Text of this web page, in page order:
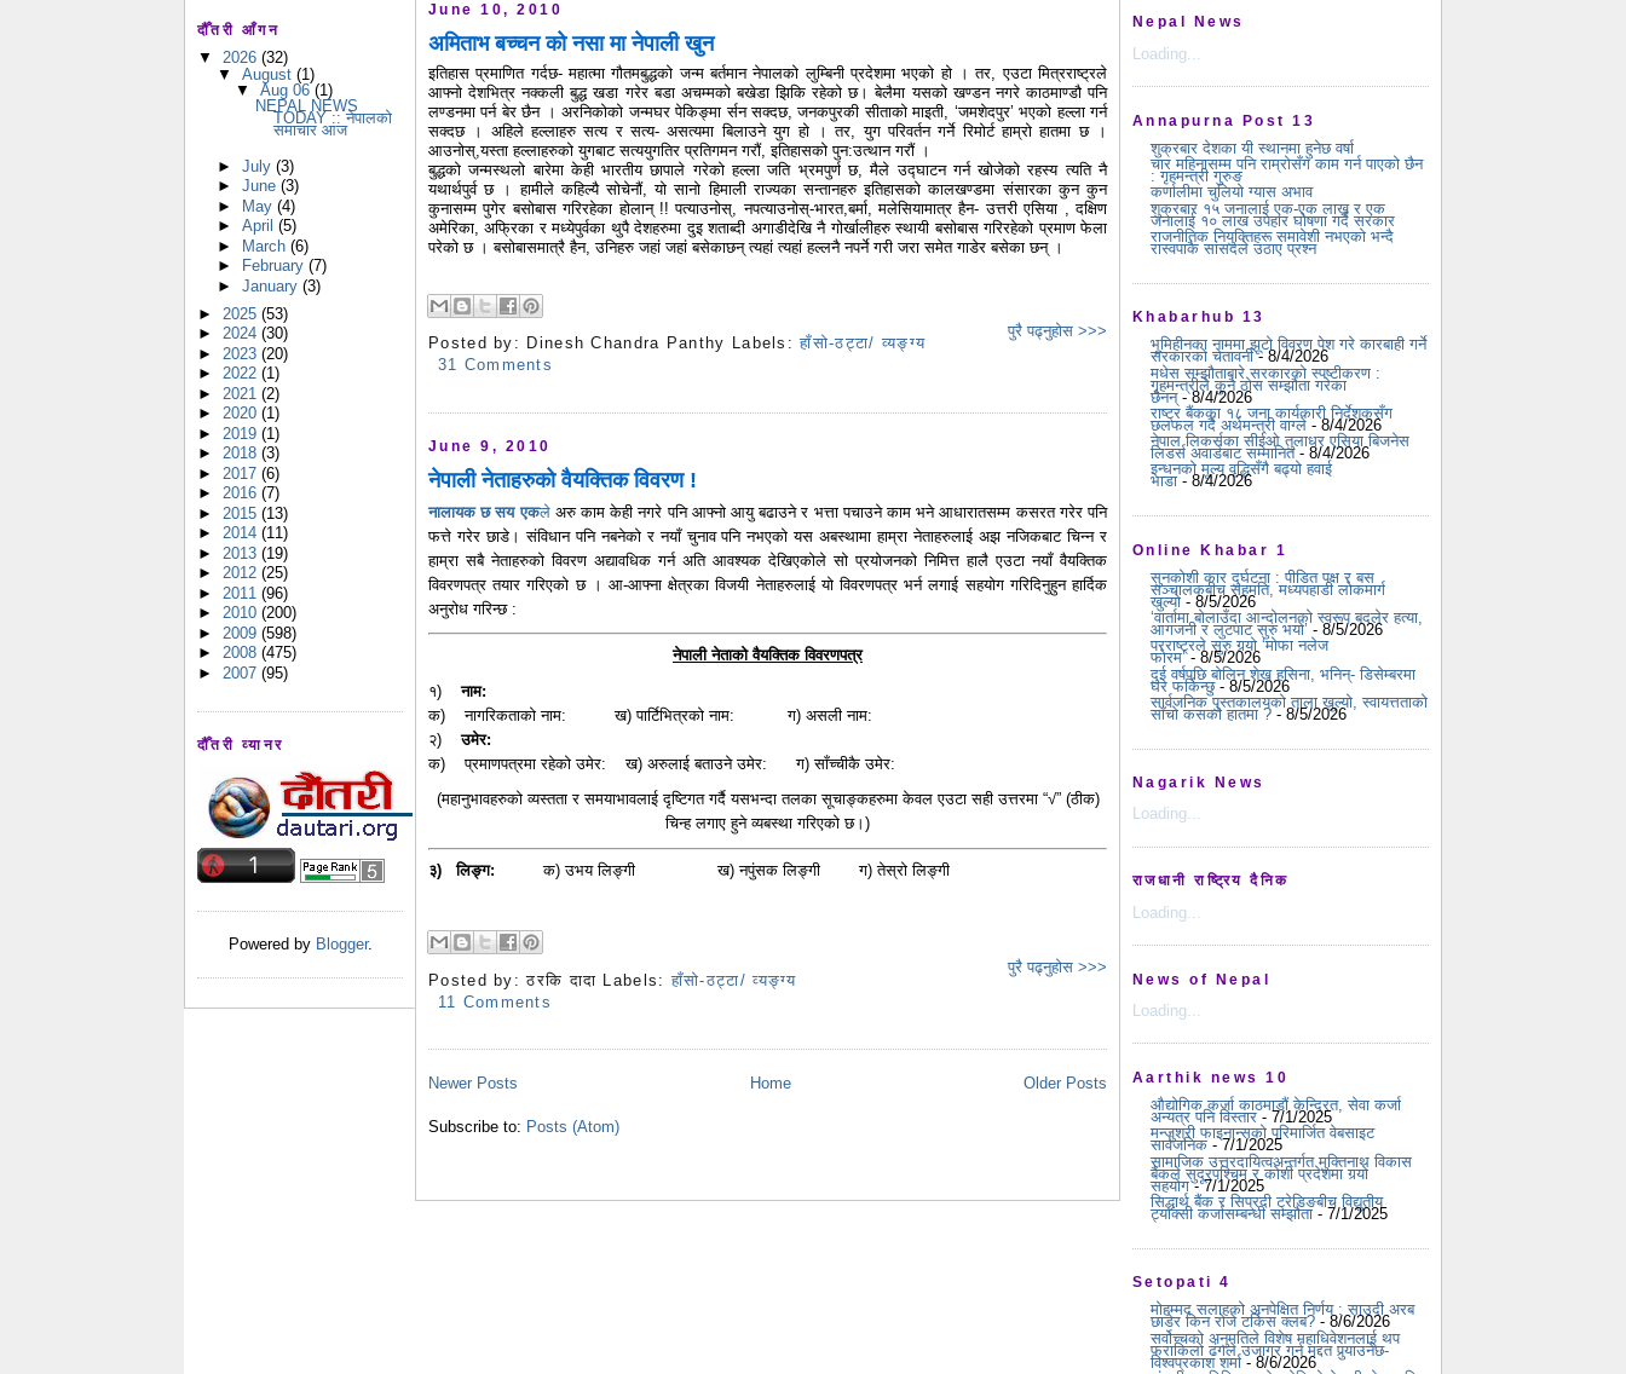
दौँतरी आँगन
▼ 2026 (32)
▼ August (1)
▼Aug 06(1)
NEPAL NEWS
TODAY :: नेपालको
समाचार आज
► July (3)
► June (3)
► May (4)
► April (5)
► March (6)
►
February (7)
► January (3)
► 2025 (53)
► 2024 (30)
► 2023 (20)
► 2022 (1)
► 2021 (2)
► 2020 (1)
► 2019 (1)
► 2018 (3)
► 2017 (6)
► 2016 (7)
► 2015 (13)
► 2014 (11)
► 2013 (19)
► 2012 (25)
► 2011 (96)
► 2010 (200)
► 2009 (598)
► 2008 (475)
► 2007 (95)
दौँतरी व्यानर
Powered by Blogger.
June 10, 2010
अमिताभ बच्चन को नसा मा नेपाली खुन
इतिहास प्रमाणित गर्दछ- महात्मा गौतमबुद्धको जन्म बर्तमान नेपालको लुम्बिनी प्रदेशमा भएको हो । तर, एउटा मित्रराष्ट्रले
आफ्नो देशभित्र नक्कली बुद्ध खडा गरेर बडा अचम्मको बखेडा झिकि रहेको छ। बेलैमा यसको खण्डन नगरे काठमाण्डौ पनि
लण्डनमा पर्न बेर छैन । अरनिकोको जन्मघर पेकिङ्मा र्सन सक्दछ, जनकपुरकी सीताको माइती, ‘जमशेदपुर’ भएको हल्ला गर्न
सक्दछ । अहिले हल्लाहरु सत्य र सत्य- असत्यमा बिलाउने युग हो । तर, युग परिवर्तन गर्ने रिमोर्ट हाम्रो हातमा छ ।
आउनोस्,यस्ता हल्लाहरुको युगबाट सत्ययुगतिर प्रतिगमन गरौं, इतिहासको पुन:उत्थान गरौं ।
बुद्धको जन्मस्थलो बारेमा केही भारतीय छापाले गरेको हल्ला जति भ्रमपुर्ण छ, मैले उद्घाटन गर्न खोजेको रहस्य त्यति नै
यथार्थपुर्व छ । हामीले कहिल्यै सोचेनौं, यो सानो हिमाली राज्यका सन्तानहरु इतिहासको कालखण्डमा संसारका कुन कुन
कुनासम्म पुगेर बसोबास गरिरहेका होलान् !! पत्याउनोस्, नपत्याउनोस्-भारत,बर्मा, मलेसियामात्र हैन- उत्तरी एसिया , दक्षिण
अमेरिका, अफ्रिका र मध्येपुर्वका थुपै देशहरुमा दुइ शताब्दी अगाडीदेखि नै गोर्खालीहरु स्थायी बसोबास गरिरहेको प्रमाण फेला
परेको छ । बसोबासमात्रै हैन, उनिहरु जहां जहां बसेकाछन् त्यहां त्यहां हल्लनै नपर्ने गरी जरा समेत गाडेर बसेका छन् ।
पुरै पढ्नुहोस >>>
Posted by: Dinesh Chandra Panthy Labels:हाँसो-ठट्टा/ व्यङ्ग्य
31 Comments
June 9, 2010
नेपाली नेताहरुको वैयक्तिक विवरण !
नालायक छ सय एकलेअरु काम केही नगरे पनि आफ्नो आयु बढाउने र भत्ता पचाउने काम भने आधारातसम्म कसरत गरेर पनि
फत्ते गरेर छाडे। संविधान पनि नबनेको र नयाँ चुनाव पनि नभएको यस अबस्थामा हाम्रा नेताहरुलाई अझ नजिकबाट चिन्न र
हाम्रा सबै नेताहरुको विवरण अद्यावधिक गर्न अति आवश्यक देखिएकोले सो प्रयोजनको निमित्त हालै एउटा नयाँ वैयक्तिक
विवरणपत्र तयार गरिएको छ । आ-आफ्ना क्षेत्रका विजयी नेताहरुलाई यो विवरणपत्र भर्न लगाई सहयोग गरिदिनुहुन हार्दिक
अनुरोध गरिन्छ :
नेपाली नेताको वैयक्तिक विवरणपत्र
१) नाम:
क) नागरिकताको नाम: ख) पार्टिभित्रको नाम: ग) असली नाम:
२)उमेर:
क) प्रमाणपत्रमा रहेको उमेर: ख) अरुलाई बताउने उमेर: ग) साँच्चीकै उमेर:
(महानुभावहरुको व्यस्तता र समयाभावलाई दृष्टिगत गर्दै यसभन्दा तलका सूचाङ्कहरुमा केवल एउटा सही उत्तरमा “√” (ठीक)
चिन्ह लगाए हुने व्यबस्था गरिएको छ।)
३) लिङ्ग: क) उभय लिङ्गी ख) नपुंसक लिङ्गी ग) तेस्रो लिङ्गी
पुरै पढ्नुहोस >>>
Posted by:ठरकि दादा Labels:हाँसो-ठट्टा/ व्यङ्ग्य
11 Comments
Newer Posts Older Posts
Home
Subscribe to: Posts (Atom)
Nepal News
Loading...
Annapurna Post 13
शुक्रबार देशका यी स्थानमा हुनेछ वर्षा
चार महिनासम्म पनि राम्रोसँग काम गर्न पाएको छैन
: गृहमन्त्री गुरुङ
कर्णालीमा चुलियो ग्यास अभाव
शुक्रबार १५ जनालाई एक-एक लाख र एक
जनालाई १० लाख उपहार घोषणा गर्दै सरकार
राजनीतिक नियुक्तिहरू समावेशी नभएको भन्दै
रास्वपाकै सांसदले उठाए प्रश्न
Khabarhub 13
भूमिहीनका नाममा झूटो विवरण पेश गरे कारबाही गर्ने
सरकारको चेतावनी- 8/4/2026
मधेस सम्झौताबारे सरकारको स्पष्टीकरण :
गृहमन्त्रीले कुनै ठोस सम्झौता गरेका
छैनन्- 8/4/2026
राष्ट्र बैंकका १८ जना कार्यकारी निर्देशकसँग
छलफल गर्दै अर्थमन्त्री वाग्ले - 8/4/2026
नेपाल लिकर्सका सीईओ तुलाधर एसिया बिजनेस
लिडर्स अवार्डबाट सम्मानित- 8/4/2026
इन्धनको मूल्य वृद्धिसँगै बढ्यो हवाई
भाडा - 8/4/2026
Online Khabar 1
सुनकोशी कार दुर्घटना : पीडित पक्ष र बस
सञ्चालकबीच सहमति, मध्यपहाडी लोकमार्ग
खुल्यो - 8/5/2026
‘वार्तामा बोलाउँदा आन्दोलनको स्वरूप बदलेर हत्या,
आगजनी र लुटपाट सुरु भयो’ - 8/5/2026
परराष्ट्रले सुरु गर्‍यो ‘मोफा नलेज
फोरम’- 8/5/2026
दुई वर्षपछि बोलिन शेख हसिना, भनिन्- डिसेम्बरमा
घर फर्किन्छु- 8/5/2026
सार्वजनिक पुस्तकालयको ताला खुल्यो, स्वायत्तताको
साँचो कसको हातमा ? - 8/5/2026
Nagarik News
Loading...
राजधानी राष्ट्रिय दैनिक
Loading...
News of Nepal
Loading...
Aarthik news 10
औद्योगिक कर्जा काठमाडौं केन्द्रित, सेवा कर्जा
अन्यत्र पनि विस्तार - 7/1/2025
मन्जुश्री फाइनान्सको परिमार्जित वेबसाइट
सार्वजनिक - 7/1/2025
सामाजिक उत्तरदायित्वअन्तर्गत मुक्तिनाथ विकास
बैंकले सुदूरपश्चिम र कोशी प्रदेशमा गर्‍यो
सहयोग- 7/1/2025
सिद्धार्थ बैंक र सिप्रदी ट्रेडिङबीच विद्युतीय
ट्याक्सी कर्जासम्बन्धी सम्झौता - 7/1/2025
Setopati 4
मोहम्मद सलाहको अनपेक्षित निर्णय : साउदी अरब
छाडेर किन रोजे टर्किस क्लब? - 8/6/2026
सर्वोच्चको अनुमतिले विशेष महाधिवेशनलाई थप
फराकिलो ढंगले उजागर गर्न मद्दत पुर्‍याउनेछ-
विश्वप्रकाश शर्मा - 8/6/2026